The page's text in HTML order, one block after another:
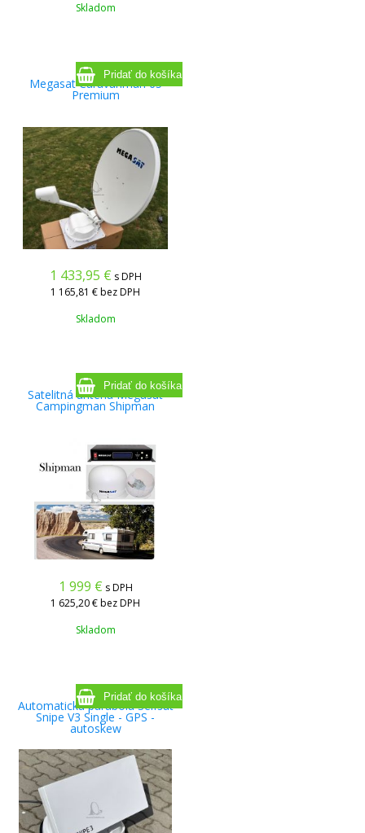
Skladom
Megasat Caravanman 65
Premium
1 433,95 € s DPH
1 165,81 €bez DPH
Skladom
Satelitná anténa Megasat
Campingman Shipman
1 999 € s DPH
1 625,20 €bez DPH
Skladom
Automatická parabola Selfsat
Snipe V3 Single - GPS -
autoskew